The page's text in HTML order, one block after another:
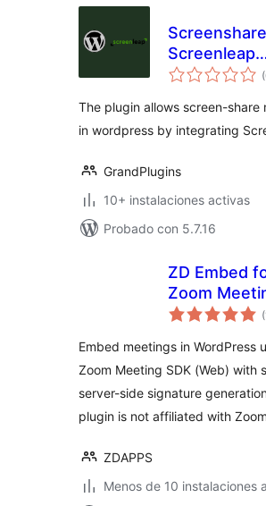
Screenleap
Integration
The plugin allows screen-share
in wordpress by integrating
GrandPlugins
10+ instalaciones activas
Probado con 5.7.16
ZD Embed
Zoom
Embed meetings in WordPress
Zoom Meeting SDK (Web) with
server-side signature
plugin is not affiliated with
ZDAPPS
Menos de 10 instalaciones